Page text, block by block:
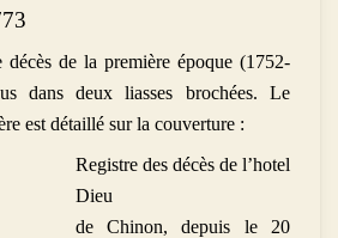
décès de la première époque (1752-
dans deux liasses brochées. Le
est détaillé sur la couverture :
Registre des décès de l’hotel
Dieu
de Chinon, depuis le 20